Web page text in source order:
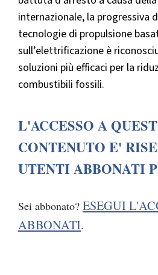
internazionale, la progressiva
tecnologie di propulsione
sull’elettrificazione è
soluzioni più efficaci per la
combustibili fossili.
L'ACCESSO A
CONTENUTO E'
UTENTI ABBONATI
Sei abbonato? ESEGUI
ABBONATI.